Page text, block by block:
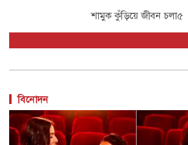
শামুক কুঁড়িয়ে জীবন চলা৩
বিনোদন